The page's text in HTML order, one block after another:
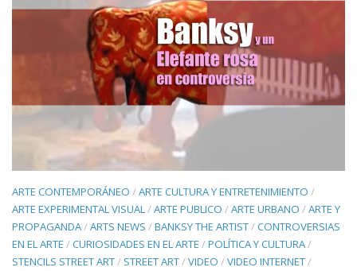
ARTE CONTEMPORÁNEO /ARTE CULTURA Y ENTRETENIMIENTO /
ARTE EXPERIMENTAL VISUAL/ARTE PUBLICO /ARTE URBANO /ARTE Y
PROPAGANDA/ARTS NEWS /BANKSY THE ARTIST/CONTROVERSIAS
EN EL ARTE /CURIOSIDADES EN EL ARTE /POLÍTICA Y CULTURA/
STENCILS STREET ART/ STREET ART/VIDEO /VIDEO INTERNET/